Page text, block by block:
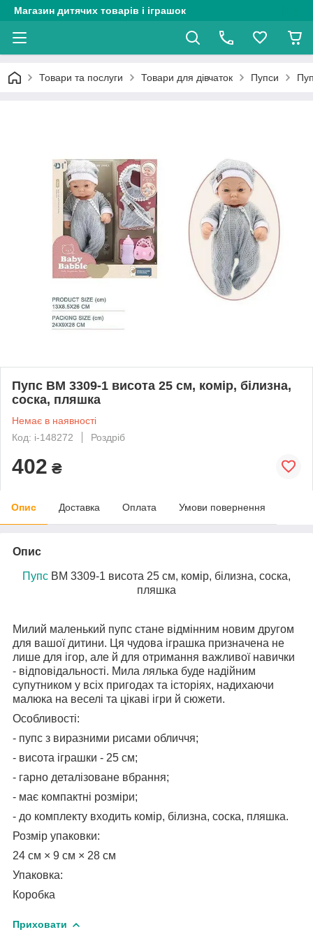
Магазин дитячих товарів і іграшок
Товари та послуги Товари для дівчаток Пупси
Пупс BM 3309-1 висота 25 см, комір, білизна,
соска, пляшка
Немає в наявності
Код: i-148272
Роздріб
402 ₴
Опис Доставка Оплата Умови повернення
Опис
Пупс BM 3309-1 висота 25 см, комір, білизна, соска,
пляшка
Милий маленький пупс стане відмінним новим другом
для вашої дитини. Ця чудова іграшка призначена не
лише для ігор, але й для отримання важливої навички
- відповідальності. Мила лялька буде надійним
супутником у всіх пригодах та історіях, надихаючи
малюка на веселі та цікаві ігри й сюжети.
Особливості:
- пупс з виразними рисами обличчя;
- висота іграшки - 25 см;
- гарно деталізоване вбрання;
- має компактні розміри;
- до комплекту входить комір, білизна, соска, пляшка.
Розмір упаковки:
24 см × 9 см × 28 см
Упаковка:
Коробка
Приховати